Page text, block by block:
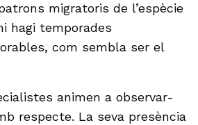
migratoris de l’espècie
hagi temporades
com sembla ser el
animen a observar-
respecte. La seva presència